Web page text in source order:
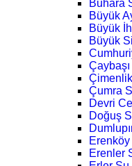
Buhara
Büyük
Büyük
Büyük
Çumra
Devri
Doğuş
Erenköy
Erenler